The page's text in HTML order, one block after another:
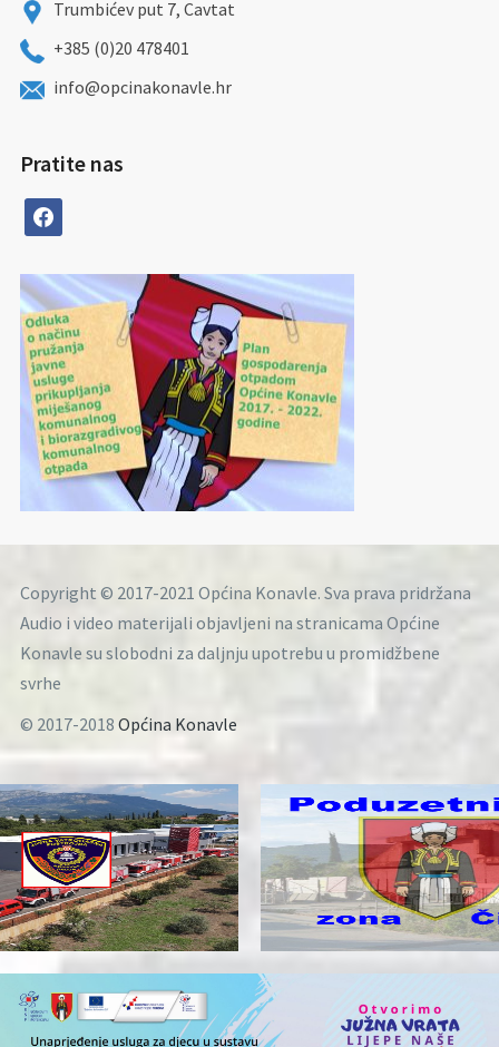
Trumbićev put 7, Cavtat
+385 (0)20 478401
info@opcinakonavle.hr
Pratite nas
facebook
Copyright © 2017-2021 Općina Konavle. Sva prava pridržana
Audio i video materijali objavljeni na stranicama Općine
Konavle su slobodni za daljnju upotrebu u promidžbene
svrhe
© 2017-2018 Općina Konavle